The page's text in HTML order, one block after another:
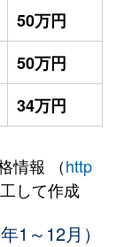
50万円
50万円
34万円
情報 （http
して作成
1～12月）